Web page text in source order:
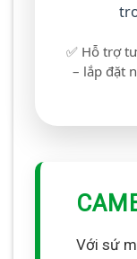
✅ Hỗ trợ
– lắp đặt
Với sứ